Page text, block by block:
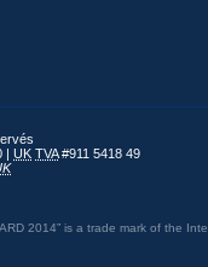
| UK TVA#911 5418 49
2014” is a trade mark of the